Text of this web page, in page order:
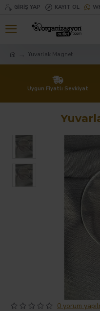
GIRIŞ YAP KAYIT OL
Yuvarlak Magnet
Uygun Fiyatlı Sevkiyat
0 yorum